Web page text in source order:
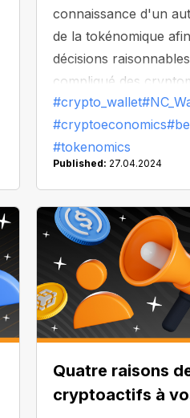
connaissance d'un
de la tokénomique
décisions
compliqué des
avez déjà découvert
l'émission de jetons.
présent sur la façon
répartition affecte la
stabilité d'une
particulier.
#crypto_wallet
#cryptoeconomics
#tokenomics
Published: 27.04.2024
Quatre raisons
cryptoactifs à